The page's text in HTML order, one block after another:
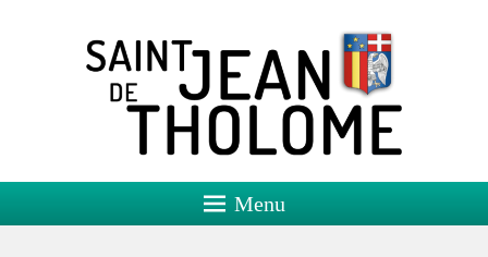
Saint Jean de Tholome
Site officiel
Menu